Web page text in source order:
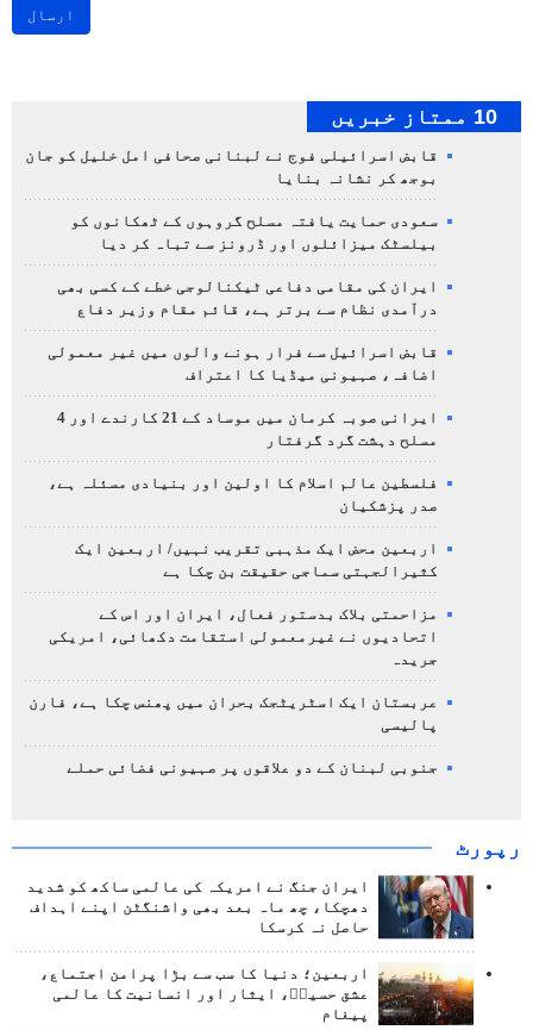
ارسال
10 ممتاز خبریں
قابض اسرائیلی فوج نے لبنانی صحافی امل خلیل کو جان
بوجھ کر نشانہ بنایا
سعودی حمایت یافتہ مسلح گروہوں کے ٹھکانوں کو
بیلسٹک میزائلوں اور ڈرونز سے تباہ کر دیا
ایران کی مقامی دفاعی ٹیکنالوجی خطے کے کسی بھی
درآمدی نظام سے برتر ہے، قائم مقام وزیر دفاع
قابض اسرائیل سے فرار ہونے والوں میں غیر معمولی
اضافہ، صہیونی میڈیا کا اعتراف
ایرانی صوبہ کرمان میں موساد کے 21 کارندے اور 4
مسلح دہشت گرد گرفتار
فلسطین عالم اسلام کا اولین اور بنیادی مسئلہ ہے،
صدر پزشکیان
اربعین محض ایک مذہبی تقریب نہیں/ اربعین ایک
کثیرالجہتی سماجی حقیقت بن چکا ہے
مزاحمتی بلاک بدستور فعال، ایران اور اس کے
اتحادیوں نے غیرمعمولی استقامت دکھائی، امریکی
جریدہ
عربستان ایک اسٹریٹجک بحران میں پھنس چکا ہے، فارن
پالیسی
جنوبی لبنان کے دو علاقوں پر صہیونی فضائی حملے
رپورٹ
ایران جنگ نے امریکہ کی عالمی ساکھ کو شدید
دھچکا، چھ ماہ بعد بھی واشنگٹن اپنے اہداف
حاصل نہ کرسکا
اربعین؛ دنیا کا سب سے بڑا پرامن اجتماع،
عشق حسینؑ، ایثار اور انسانیت کا عالمی
پیغام